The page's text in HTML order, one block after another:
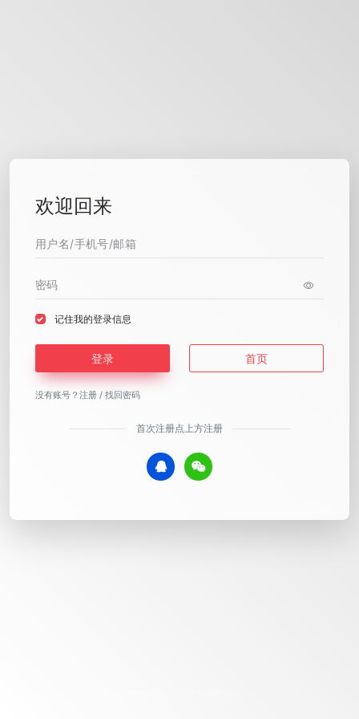
欢迎回来
记住我的登录信息
登录 首页
没有账号？ 注册 / 找回密码
首次注册点上方注册